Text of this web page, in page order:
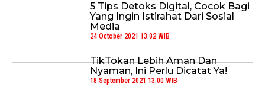
5 Tips Detoks Digital, Cocok Bagi
Yang Ingin Istirahat Dari Sosial
Media
24 October 2021 13:02 WIB
TikTokan Lebih Aman Dan
Nyaman, Ini Perlu Dicatat Ya!
18 September 2021 13:00 WIB